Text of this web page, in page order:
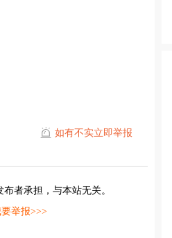
如有不实立即举报
者承担，与本站无关。
举报>>>